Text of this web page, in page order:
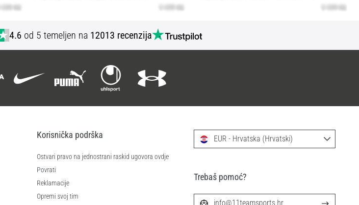
4.6 od 5 temeljen na 12013 recenzija
Korisnička podrška
Ostvari pravo na jednostrani raskid ugovora ovdje
Povrati
Reklamacije
Opremi svoj tim
EUR - Hrvatska (Hrvatski)
Trebaš pomoć?
info@11teamsports.hr